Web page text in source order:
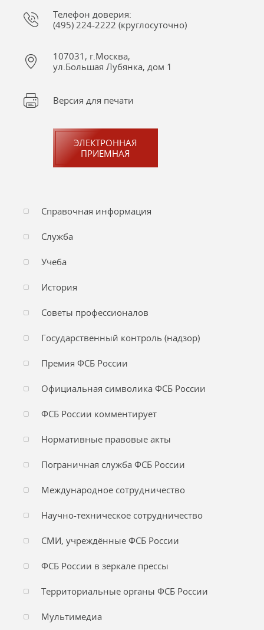
Телефон доверия:
(495) 224-2222 (круглосуточно)
107031, г.Москва,
ул.Большая Лубянка, дом 1
Версия для печати
ЭЛЕКТРОННАЯ
ПРИЕМНАЯ
Справочная информация
Служба
Учеба
История
Советы профессионалов
Государственный контроль (надзор)
Премия ФСБ России
Официальная символика ФСБ России
ФСБ России комментирует
Нормативные правовые акты
Пограничная служба ФСБ России
Международное сотрудничество
Научно-техническое сотрудничество
СМИ, учреждённые ФСБ России
ФСБ России в зеркале прессы
Территориальные органы ФСБ России
Мультимедиа